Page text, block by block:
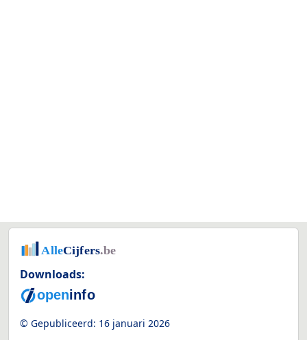
Downloads:
© Gepubliceerd: 16 januari 2026